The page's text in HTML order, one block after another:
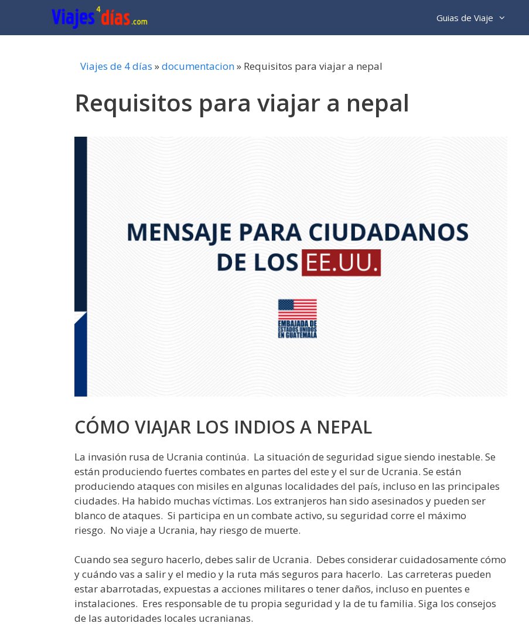
contenido
Guias de Viaje
Viajes de 4 días »documentacion» Requisitos para viajar a nepal
Requisitos para viajar a nepal
CÓMO VIAJAR LOS INDIOS A NEPAL
La invasión rusa de Ucrania continúa. La situación de seguridad sigue siendo inestable. Se
están produciendo fuertes combates en partes del este y el sur de Ucrania. Se están
produciendo ataques con misiles en algunas localidades del país, incluso en las principales
ciudades. Ha habido muchas víctimas. Los extranjeros han sido asesinados y pueden ser
blanco de ataques. Si participa en un combate activo, su seguridad corre el máximo
riesgo. No viaje a Ucrania, hay riesgo de muerte.
Cuando sea seguro hacerlo, debes salir de Ucrania. Debes considerar cuidadosamente cómo
y cuándo vas a salir y el medio y la ruta más seguros para hacerlo. Las carreteras pueden
estar abarrotadas, expuestas a acciones militares o tener daños, incluso en puentes e
instalaciones. Eres responsable de tu propia seguridad y la de tu familia. Siga los consejos
de las autoridades locales ucranianas.